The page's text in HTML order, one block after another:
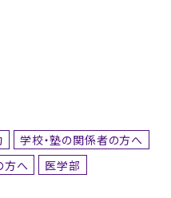
学校・塾の関係者の方へ
方へ
医学部